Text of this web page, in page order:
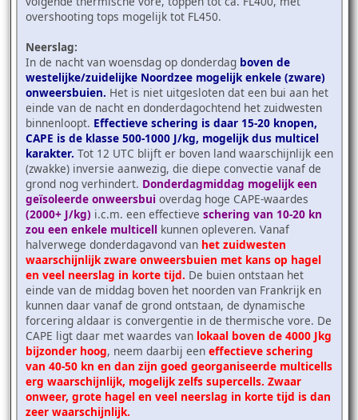
overshooting tops mogelijk tot FL450.
Neerslag:
In de nacht van woensdag op donderdag boven de
westelijke/zuidelijke Noordzee mogelijk enkele (zware)
onweersbuien. Het is niet uitgesloten dat een bui aan het
einde van de nacht en donderdagochtend het zuidwesten
binnenloopt. Effectieve schering is daar 15-20 knopen,
CAPE is de klasse 500-1000 J/kg, mogelijk dus multicel
karakter. Tot 12 UTC blijft er boven land waarschijnlijk een
(zwakke) inversie aanwezig, die diepe convectie vanaf de
grond nog verhindert. Donderdagmiddag mogelijk een
geïsoleerde onweersbui overdag hoge CAPE-waardes
(2000+ J/kg) i.c.m. een effectieve schering van 10-20 kn
zou een enkele multicell kunnen opleveren. Vanaf
halverwege donderdagavond van het zuidwesten
waarschijnlijk zware onweersbuien met kans op hagel
en veel neerslag in korte tijd. De buien ontstaan het
einde van de middag boven het noorden van Frankrijk en
kunnen daar vanaf de grond ontstaan, de dynamische
forcering aldaar is convergentie in de thermische vore. De
CAPE ligt daar met waardes van lokaal boven de 4000 Jkg
bijzonder hoog, neem daarbij een effectieve schering
van 40-50 kn en dan zijn goed georganiseerde multicells
erg waarschijnlijk, mogelijk zelfs supercells. Zwaar
onweer, grote hagel en veel neerslag in korte tijd is dan
zeer waarschijnlijk.